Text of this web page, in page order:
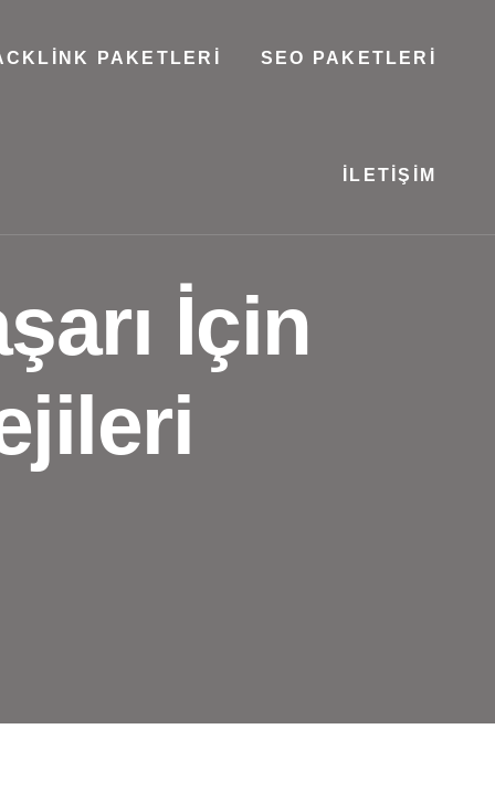
PAKETLERI SEO PAKETLERI
İLETIŞIM
İçin